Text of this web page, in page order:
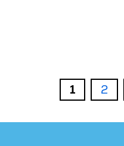
Seite
1 Seite
2